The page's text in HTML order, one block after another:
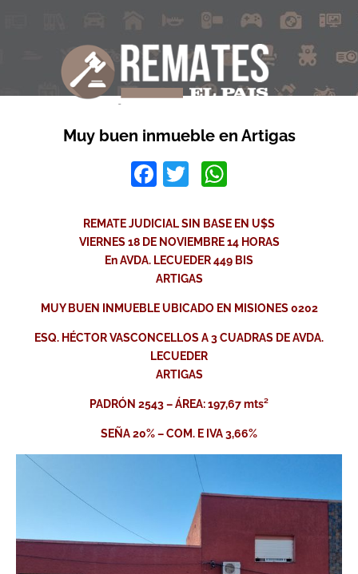
Muy buen inmueble en Artigas
Facebook
Twitter
REMATE JUDICIAL SIN BASE EN U$S
VIERNES 18 DE NOVIEMBRE 14 HORAS
En AVDA. LECUEDER 449 BIS
ARTIGAS
MUY BUEN INMUEBLE UBICADO EN MISIONES 0202
ESQ. HÉCTOR VASCONCELLOS A 3 CUADRAS DE AVDA.
LECUEDER
ARTIGAS
PADRÓN 2543 – ÁREA: 197,67 mts²
SEÑA 20% – COM. E IVA 3,66%